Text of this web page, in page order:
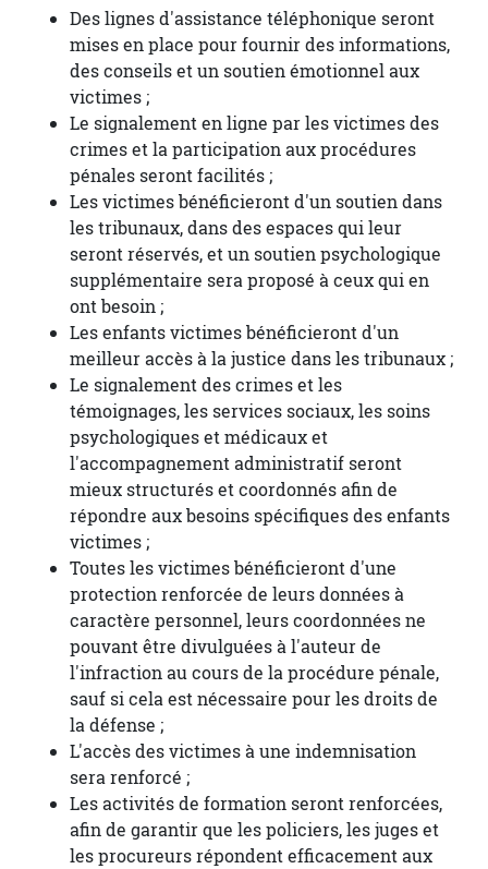
Des lignes d'assistance téléphonique seront
mises en place pour fournir des informations,
des conseils et un soutien émotionnel aux
victimes ;
Le signalement en ligne par les victimes des
crimes et la participation aux procédures
pénales seront facilités ;
Les victimes bénéficieront d'un soutien dans
les tribunaux, dans des espaces qui leur
seront réservés, et un soutien psychologique
supplémentaire sera proposé à ceux qui en
ont besoin ;
Les enfants victimes bénéficieront d'un
meilleur accès à la justice dans les tribunaux ;
Le signalement des crimes et les
témoignages, les services sociaux, les soins
psychologiques et médicaux et
l'accompagnement administratif seront
mieux structurés et coordonnés afin de
répondre aux besoins spécifiques des enfants
victimes ;
Toutes les victimes bénéficieront d'une
protection renforcée de leurs données à
caractère personnel, leurs coordonnées ne
pouvant être divulguées à l'auteur de
l'infraction au cours de la procédure pénale,
sauf si cela est nécessaire pour les droits de
la défense ;
L'accès des victimes à une indemnisation
sera renforcé ;
Les activités de formation seront renforcées,
afin de garantir que les policiers, les juges et
les procureurs répondent efficacement aux